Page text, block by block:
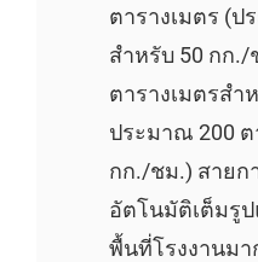
ตารางเมตร (ป
สำหรับ 50 กก
ตารางเมตรสำ
ประมาณ 200 ต
กก./ชม.) สายก
อัตโนมัติเต็มรู
พื้นที่โรงงานมา